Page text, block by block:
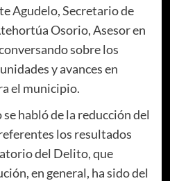
Agudelo, Secretario de
Osorio, Asesor en
sobre los
y avances en
el municipio.
habló de la reducción del
los resultados
del Delito, que
en general, ha sido del